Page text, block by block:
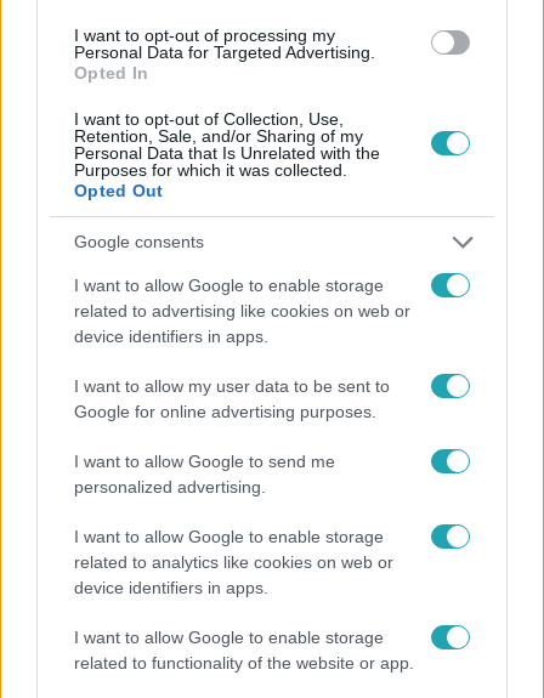
I want to opt-out of processing my
Personal Data for Targeted Advertising.
Opted In
I want to opt-out of Collection, Use,
Retention, Sale, and/or Sharing of my
Personal Data that Is Unrelated with the
Purposes for which it was collected.
Opted Out
Google consents
I want to allow Google to enable storage
related to advertising like cookies on web or
device identifiers in apps.
I want to allow my user data to be sent to
Google for online advertising purposes.
I want to allow Google to send me
personalized advertising.
I want to allow Google to enable storage
related to analytics like cookies on web or
device identifiers in apps.
I want to allow Google to enable storage
related to functionality of the website or app.
Külföld
Donald Trump újabb előválasztást nyert, egyre
biztosabb, hogy ő lesz a republikánus elnökjelölt
Donald Trump nyerte a New Hampshire államban tartott
republikánus elnökválasztást, ezzel szinte teljesen biztos,